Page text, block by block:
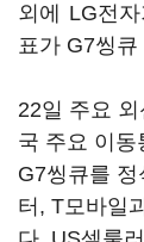
외에 LG전
표가 G7씽
22일 주요
국 주요 이동
G7씽큐를
터, T모바일